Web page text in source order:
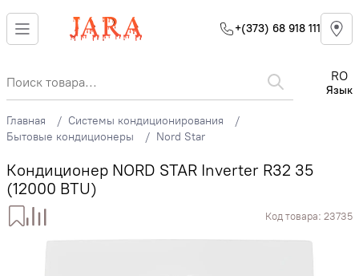
+(373) 68 918 111
RO
Язык
Главная
Системы кондиционирования
Бытовые кондиционеры
Nord Star
Кондиционер NORD STAR Inverter R32 35
(12000 BTU)
Код товара: 23735